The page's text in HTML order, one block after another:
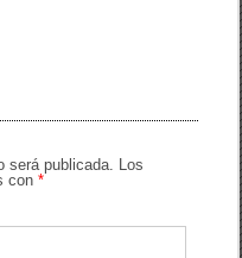
será publicada. Los
con*